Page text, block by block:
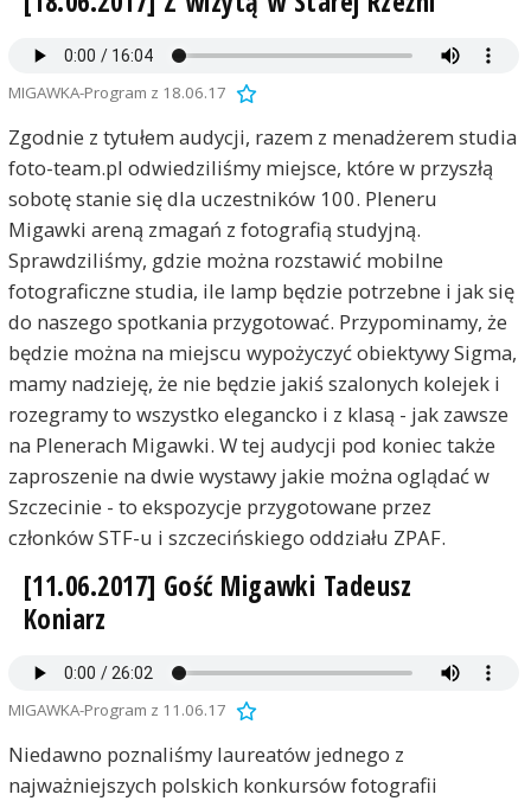
MIGAWKA-Program z 18.06.17
Zgodnie z tytułem audycji, razem z menadżerem studia
foto-team.pl odwiedziliśmy miejsce, które w przyszłą
sobotę stanie się dla uczestników 100. Pleneru
Migawki areną zmagań z fotografią studyjną.
Sprawdziliśmy, gdzie można rozstawić mobilne
fotograficzne studia, ile lamp będzie potrzebne i jak się
do naszego spotkania przygotować. Przypominamy, że
będzie można na miejscu wypożyczyć obiektywy Sigma,
mamy nadzieję, że nie będzie jakiś szalonych kolejek i
rozegramy to wszystko elegancko i z klasą - jak zawsze
na Plenerach Migawki. W tej audycji pod koniec także
zaproszenie na dwie wystawy jakie można oglądać w
Szczecinie - to ekspozycje przygotowane przez
członków STF-u i szczecińskiego oddziału ZPAF.
[11.06.2017] Gość Migawki Tadeusz
Koniarz
MIGAWKA-Program z 11.06.17
Niedawno poznaliśmy laureatów jednego z
najważniejszych polskich konkursów fotografii